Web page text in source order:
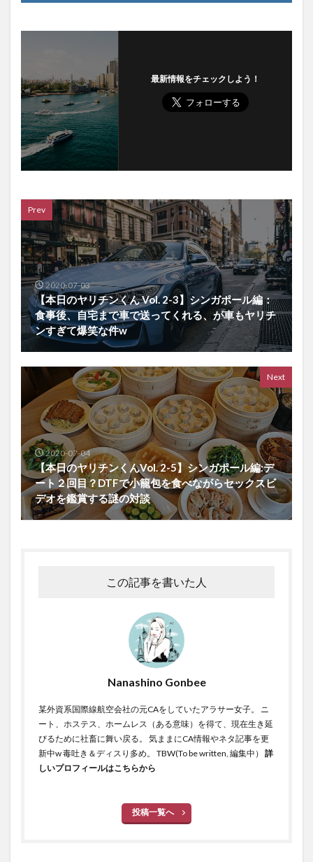
最新情報をチェックしよう！
Prev
2020-07-03
【本日のヤリチンくん Vol. 2-3】シンガポール編：
食事後、自宅まで車で送ってくれる、が車もヤリチ
ンすぎて爆笑な件w
Next
2020-07-04
【本日のヤリチンくんVol. 2-5】シンガポール編:デ
ート２回目？DTFで小籠包を食べながらセックスビ
デオを鑑賞する謎の対談
この記事を書いた人
Nanashino Gonbee
某外資系国際線航空会社の元CAをしていたアラサー女子。 ニ
ート、ホステス、ホームレス（ある意味）を得て、現在生き延
びるために社畜に舞い戻る。 気ままにCA情報やネタ記事を更
新中w 毒吐き＆ディスり多め。 TBW(To be written, 編集中） 詳
しいプロフィールはこちらから
投稿一覧へ